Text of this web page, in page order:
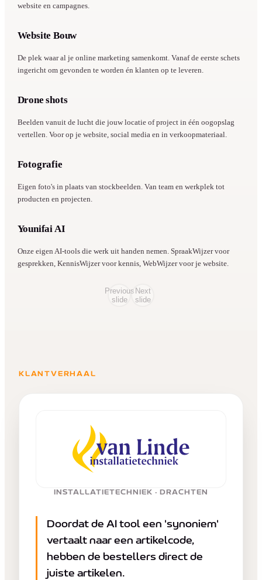
website en campagnes.
WEBSITE
Website Bouw
De plek waar al je online marketing samenkomt. Vanaf de eerste schets
ingericht om gevonden te worden én klanten op te leveren.
DRONE
Drone shots
Beelden vanuit de lucht die jouw locatie of project in één oogopslag
vertellen. Voor op je website, social media en in verkoopmateriaal.
FOTO
Fotografie
Eigen foto's in plaats van stockbeelden. Van team en werkplek tot
producten en projecten.
AI PLATFORM
Younifai AI
Onze eigen AI-tools die werk uit handen nemen. SpraakWijzer voor
gesprekken, KennisWijzer voor kennis, WebWijzer voor je website.
Previous
slide
Next
slide
KLANTVERHAAL
INSTALLATIETECHNIEK · DRACHTEN
Doordat de AI tool een 'synoniem'
vertaalt naar een artikelcode,
hebben de bestellers direct de
juiste artikelen.